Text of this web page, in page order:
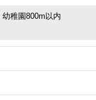
幼稚園800m以内